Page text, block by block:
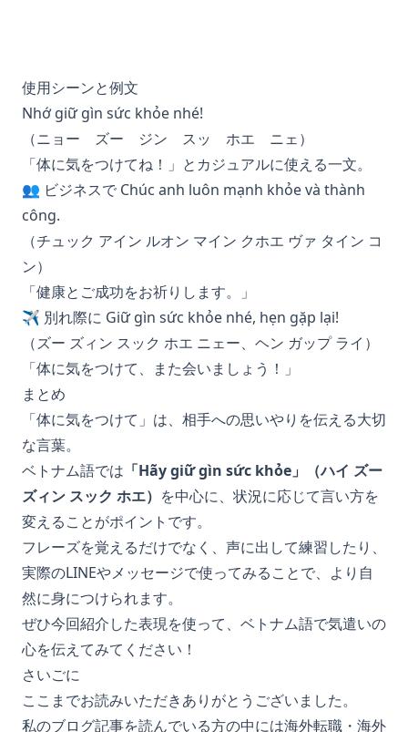
使用シーンと例文
Nhớ giữ gìn sức khỏe nhé!
（ニョー ズー ジン スッ ホエ ニェ）
「体に気をつけてね！」とカジュアルに使える一文。
👥 ビジネスで Chúc anh luôn mạnh khỏe và thành
công.
（チュック アイン ルオン マイン クホエ ヴァ タイン コ
ン）
「健康とご成功をお祈りします。」
✈️ 別れ際に Giữ gìn sức khỏe nhé, hẹn gặp lại!
（ズー ズィン スック ホエ ニェー、ヘン ガップ ライ）
「体に気をつけて、また会いましょう！」
まとめ
「体に気をつけて」は、相手への思いやりを伝える大切
な言葉。
ベトナム語では 「Hãy giữ gìn sức khỏe」（ハイ ズー
ズィン スック ホエ） を中心に、状況に応じて言い方を
変えることがポイントです。
フレーズを覚えるだけでなく、声に出して練習したり、
実際のLINEやメッセージで使ってみることで、より自
然に身につけられます。
ぜひ今回紹介した表現を使って、ベトナム語で気遣いの
心を伝えてみてください！
さいごに
ここまでお読みいただきありがとうございました。
私のブログ記事を読んでいる方の中には海外転職・海外